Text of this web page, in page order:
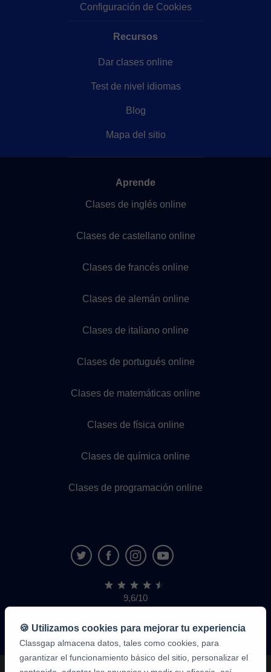
Configuración de Cookies
Recursos
Dar clases online
Test de nivel idiomas
Blog
Mapa del sitio
Aprende
Clases de inglés online
Clases de castellano online
Clases de francés online
Clases de alemán online
Clases de italiano online
Clases de portugués online
Clases de matemáticas online
Clases de física online
Clases de química online
Clases de programación online
9,6/10
1,339,284
de
alumnos
🍪 Utilizamos cookies para mejorar tu experiencia
Classgap almacena datos, tales como cookies, para
garantizar el funcionamiento básico del sitio, personalizar el